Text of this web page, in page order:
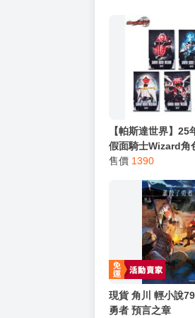
★ 其他說明
．實際上市到貨時
．商品如有【現貨
．每位客人的訂單
猜你喜歡
【帕斯達世界】25
假面騎士Wizard角
0307
售價 1390